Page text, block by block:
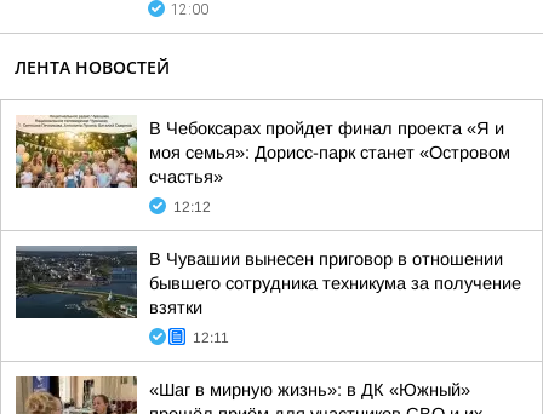
12:00
ЛЕНТА НОВОСТЕЙ
В Чебоксарах пройдет финал проекта «Я и
моя семья»: Дорисс-парк станет «Островом
счастья»
12:12
В Чувашии вынесен приговор в отношении
бывшего сотрудника техникума за получение
взятки
12:11
«Шаг в мирную жизнь»: в ДК «Южный»